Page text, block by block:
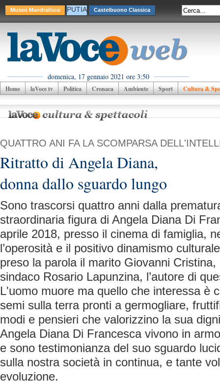
Museo Mandralisca PUTIA Castelbuono Classica
domenica, 17 gennaio 2021 ore 3:50
Home laVoce tv Politica Cronaca Ambiente Sport Cultura &
QUATTRO ANI FA LA SCOMPARSA
Ritratto di Angela Diana,
donna dallo sguardo lungo
Sono trascorsi quattro anni dalla
straordinaria figura di Angela Diana Di
aprile 2018, presso il cinema di famiglia,
l’operosità e il positivo dinamismo
preso la parola il marito Giovanni
sindaco Rosario Lapunzina, l’autore di
L'uomo muore ma quello che interessa è
semi sulla terra pronti a germogliare,
modi e pensieri che valorizzino la sua
Angela Diana Di Francesca vivono in
e sono testimonianza del suo sguardo
sulla nostra società in continua, e tante
evoluzione.